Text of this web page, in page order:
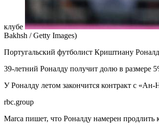
клубе
Bakhsh / Getty Images)
Португальский футболист Криштиану
39-летний Роналду получит долю в размере
У Роналду летом закончится контракт с «Ан-
rbc.group
Marca пишет, что Роналду намерен продлить